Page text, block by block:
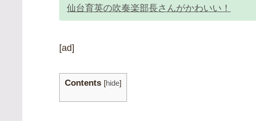
仙台育英の吹奏楽部長さんがかわいい！
[ad]
Contents [hide]